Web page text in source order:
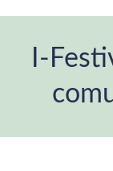
I-